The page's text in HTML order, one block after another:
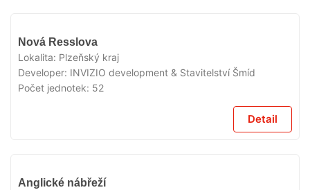
Nová Resslova
Lokalita: Plzeňský kraj
Developer: INVIZIO development & Stavitelství Šmíd
Počet jednotek: 52
Detail
Anglické nábřeží